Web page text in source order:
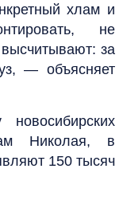
хлам и
не
за
— объясняет
Николая, в
150 тысяч